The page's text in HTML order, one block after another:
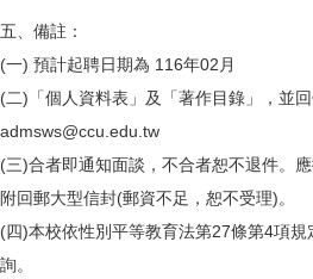
五、備註：
(一) 預計起聘日期為 116年02月
(二)「個人資料表」及「著作目錄」，並
admsws@ccu.edu.tw
(三)合者即通知面談，不合者恕不退件。
附回郵大型信封(郵資不足，恕不受理)。
(四)本校依性別平等教育法第27條第4項
詢。